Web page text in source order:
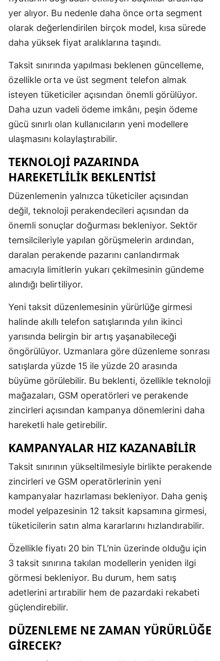
yer alıyor. Bu nedenle daha önce orta segment
olarak değerlendirilen birçok model, kısa sürede
daha yüksek fiyat aralıklarına taşındı.
Taksit sınırında yapılması beklenen güncelleme,
özellikle orta ve üst segment telefon almak
isteyen tüketiciler açısından önemli görülüyor.
Daha uzun vadeli ödeme imkânı, peşin ödeme
gücü sınırlı olan kullanıcıların yeni modellere
ulaşmasını kolaylaştırabilir.
TEKNOLOJI PAZARINDA
HAREKETLILIK BEKLENTISI
Düzenlemenin yalnızca tüketiciler açısından
değil, teknoloji perakendecileri açısından da
önemli sonuçlar doğurması bekleniyor. Sektör
temsilcileriyle yapılan görüşmelerin ardından,
daralan perakende pazarını canlandırmak
amacıyla limitlerin yukarı çekilmesinin gündeme
alındığı belirtiliyor.
Yeni taksit düzenlemesinin yürürlüğe girmesi
halinde akıllı telefon satışlarında yılın ikinci
yarısında belirgin bir artış yaşanabileceği
öngörülüyor. Uzmanlara göre düzenleme sonrası
satışlarda yüzde 15 ile yüzde 20 arasında
büyüme görülebilir. Bu beklenti, özellikle teknoloji
mağazaları, GSM operatörleri ve perakende
zincirleri açısından kampanya dönemlerini daha
hareketli hale getirebilir.
KAMPANYALAR HIZ KAZANABILIR
Taksit sınırının yükseltilmesiyle birlikte perakende
zincirleri ve GSM operatörlerinin yeni
kampanyalar hazırlaması bekleniyor. Daha geniş
model yelpazesinin 12 taksit kapsamına girmesi,
tüketicilerin satın alma kararlarını hızlandırabilir.
Özellikle fiyatı 20 bin TL’nin üzerinde olduğu için
3 taksit sınırına takılan modellerin yeniden ilgi
görmesi bekleniyor. Bu durum, hem satış
adetlerini artırabilir hem de pazardaki rekabeti
güçlendirebilir.
DÜZENLEME NE ZAMAN YÜRÜRLÜĞE
GIRECEK?